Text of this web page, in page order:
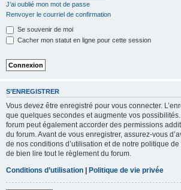
J’ai oublié mon mot de passe
Renvoyer le courriel de confirmation
Se souvenir de moi
Cacher mon statut en ligne pour cette session
S’ENREGISTRER
Vous devez être enregistré pour vous connecter.
que quelques secondes et augmente vos possibilités.
forum peut également accorder des permissions
du forum. Avant de vous enregistrer, assurez-vous
de nos conditions d’utilisation et de notre politique
de bien lire tout le règlement du forum.
Conditions d’utilisation | Politique de vie privée